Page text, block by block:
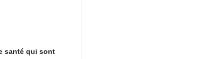
santé qui sont